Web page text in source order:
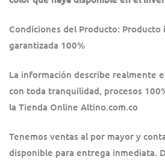
Condiciones del Producto: Producto
garantizada 100%
La información describe realmente
con toda tranquilidad, procesos
la Tienda Online Altino.com.co
Tenemos ventas al por mayor y
disponible para entrega inmediata.